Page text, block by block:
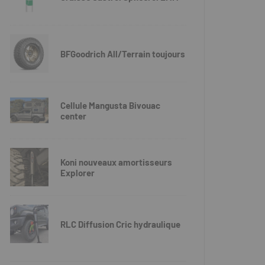
BFGoodrich All/Terrain toujours
Cellule Mangusta Bivouac
center
Koni nouveaux amortisseurs
Explorer
RLC Diffusion Cric hydraulique